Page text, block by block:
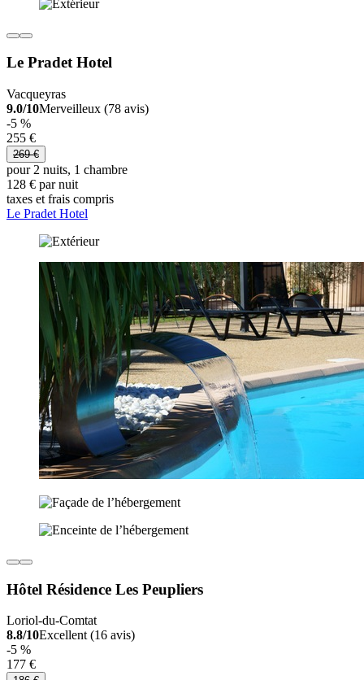
Le Pradet Hotel
Vacqueyras
9.0/10Merveilleux (78 avis)
-5 %
255 €
269 €
pour 2 nuits, 1 chambre
128 € par nuit
taxes et frais compris
Le Pradet Hotel
Hôtel Résidence Les Peupliers
Loriol-du-Comtat
8.8/10Excellent (16 avis)
-5 %
177 €